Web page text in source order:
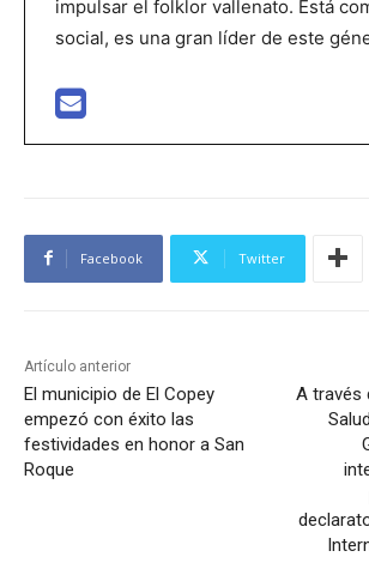
impulsar el folklor vallenato. Está
social, es una gran líder de este
Facebook Twitter
Artículo anterior
El municipio de El Copey
empezó con éxito las
festividades en honor a San
Roque
A través